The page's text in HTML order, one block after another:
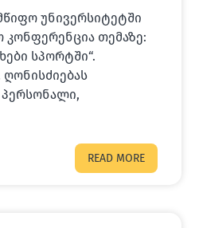
უნივერსიტეტში
თემაზე:
სპორტში“.
პერსონალი,
READ MORE